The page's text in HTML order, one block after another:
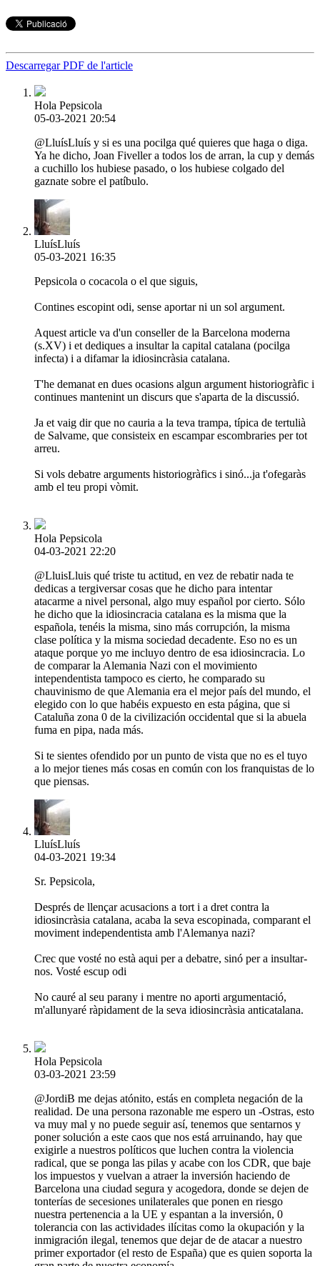
Descarregar PDF de l'article
Hola Pepsicola
05-03-2021 20:54
@LluísLluís y si es una pocilga qué quieres que haga o diga.
Ya he dicho, Joan Fiveller a todos los de arran, la cup y demás
a cuchillo los hubiese pasado, o los hubiese colgado del
gaznate sobre el patíbulo.
LluísLluís
05-03-2021 16:35
Pepsicola o cocacola o el que siguis,
Contines escopint odi, sense aportar ni un sol argument.
Aquest article va d'un conseller de la Barcelona moderna
(s.XV) i et dediques a insultar la capital catalana (pocilga
infecta) i a difamar la idiosincràsia catalana.
T'he demanat en dues ocasions algun argument historiogràfic i
continues mantenint un discurs que s'aparta de la discussió.
Ja et vaig dir que no cauria a la teva trampa, típica de tertulià
de Salvame, que consisteix en escampar escombraries per tot
arreu.
Si vols debatre arguments historiogràfics i sinó...ja t'ofegaràs
amb el teu propi vòmit.
Hola Pepsicola
04-03-2021 22:20
@LluisLluis qué triste tu actitud, en vez de rebatir nada te
dedicas a tergiversar cosas que he dicho para intentar
atacarme a nivel personal, algo muy español por cierto. Sólo
he dicho que la idiosincracia catalana es la misma que la
española, tenéis la misma, sino más corrupción, la misma
clase política y la misma sociedad decadente. Eso no es un
ataque porque yo me incluyo dentro de esa idiosincracia. Lo
de comparar la Alemania Nazi con el movimiento
intependentista tampoco es cierto, he comparado su
chauvinismo de que Alemania era el mejor país del mundo, el
elegido con lo que habéis expuesto en esta página, que si
Cataluña zona 0 de la civilización occidental que si la abuela
fuma en pipa, nada más.
Si te sientes ofendido por un punto de vista que no es el tuyo
a lo mejor tienes más cosas en común con los franquistas de lo
que piensas.
LluísLluís
04-03-2021 19:34
Sr. Pepsicola,
Després de llençar acusacions a tort i a dret contra la
idiosincràsia catalana, acaba la seva escopinada, comparant el
moviment independentista amb l'Alemanya nazi?
Crec que vosté no està aqui per a debatre, sinó per a insultar-
nos. Vosté escup odi
No cauré al seu parany i mentre no aporti argumentació,
m'allunyaré ràpidament de la seva idiosincràsia anticatalana.
Hola Pepsicola
03-03-2021 23:59
@JordiB me dejas atónito, estás en completa negación de la
realidad. De una persona razonable me espero un -Ostras, esto
va muy mal y no puede seguir así, tenemos que sentarnos y
poner solución a este caos que nos está arruinando, hay que
exigirle a nuestros políticos que luchen contra la violencia
radical, que se ponga las pilas y acabe con los CDR, que baje
los impuestos y vuelvan a atraer la inversión haciendo de
Barcelona una ciudad segura y acogedora, donde se dejen de
tonterías de secesiones unilaterales que ponen en riesgo
nuestra pertenencia a la UE y espantan a la inversión, 0
tolerancia con las actividades ilícitas como la okupación y la
inmigración ilegal, tenemos que dejar de de atacar a nuestro
primer exportador (el resto de España) que es quien soporta la